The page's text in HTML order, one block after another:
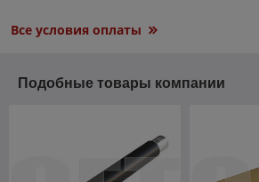
Все условия оплаты
Подобные товары компании